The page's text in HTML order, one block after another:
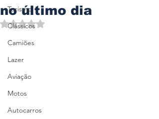
Turismo
Clássicos
Camiões
Lazer
Aviação
Motos
Autocarros
no último dia
Avaliado com NaN de 5 estrelas.